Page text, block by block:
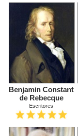
Benjamin Constant
de Rebecque
Escritores